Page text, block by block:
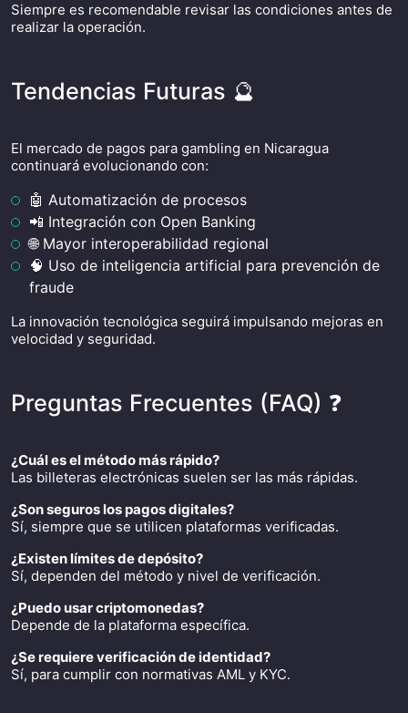
Siempre es recomendable revisar las condiciones antes de
realizar la operación.
Tendencias Futuras 🔮
El mercado de pagos para gambling en Nicaragua
continuará evolucionando con:
🤖 Automatización de procesos
📲 Integración con Open Banking
🌐 Mayor interoperabilidad regional
🧠 Uso de inteligencia artificial para prevención de
fraude
La innovación tecnológica seguirá impulsando mejoras en
velocidad y seguridad.
Preguntas Frecuentes (FAQ) ❓
¿Cuál es el método más rápido?
Las billeteras electrónicas suelen ser las más rápidas.
¿Son seguros los pagos digitales?
Sí, siempre que se utilicen plataformas verificadas.
¿Existen límites de depósito?
Sí, dependen del método y nivel de verificación.
¿Puedo usar criptomonedas?
Depende de la plataforma específica.
¿Se requiere verificación de identidad?
Sí, para cumplir con normativas AML y KYC.